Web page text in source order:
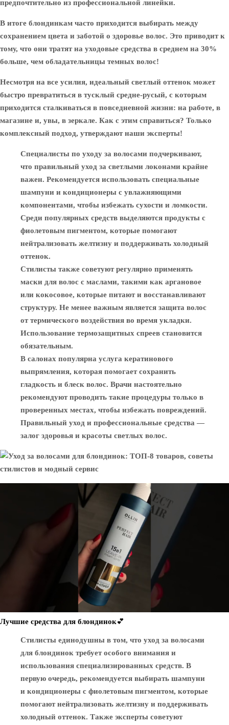
предпочтительно из профессиональной линейки.
В итоге блондинкам часто приходится выбирать между
сохранением цвета и заботой о здоровье волос. Это приводит к
тому, что они тратят на уходовые средства в среднем на 30%
больше, чем обладательницы темных волос!
Несмотря на все усилия, идеальный светлый оттенок может
быстро превратиться в тусклый средне-русый, с которым
приходится сталкиваться в повседневной жизни: на работе, в
магазине и, увы, в зеркале. Как с этим справиться? Только
комплексный подход, утверждают наши эксперты!
Специалисты по уходу за волосами подчеркивают,
что правильный уход за светлыми локонами крайне
важен. Рекомендуется использовать специальные
шампуни и кондиционеры с увлажняющими
компонентами, чтобы избежать сухости и ломкости.
Среди популярных средств выделяются продукты с
фиолетовым пигментом, которые помогают
нейтрализовать желтизну и поддерживать холодный
оттенок.
Стилисты также советуют регулярно применять
маски для волос с маслами, такими как аргановое
или кокосовое, которые питают и восстанавливают
структуру. Не менее важным является защита волос
от термического воздействия во время укладки.
Использование термозащитных спреев становится
обязательным.
В салонах популярна услуга кератинового
выпрямления, которая помогает сохранить
гладкость и блеск волос. Врачи настоятельно
рекомендуют проводить такие процедуры только в
проверенных местах, чтобы избежать повреждений.
Правильный уход и профессиональные средства —
залог здоровья и красоты светлых волос.
Лучшие средства для блондинок💕
Стилисты единодушны в том, что уход за волосами
для блондинок требует особого внимания и
использования специализированных средств. В
первую очередь, рекомендуется выбирать шампуни
и кондиционеры с фиолетовым пигментом, которые
помогают нейтрализовать желтизну и поддерживать
холодный оттенок. Также эксперты советуют